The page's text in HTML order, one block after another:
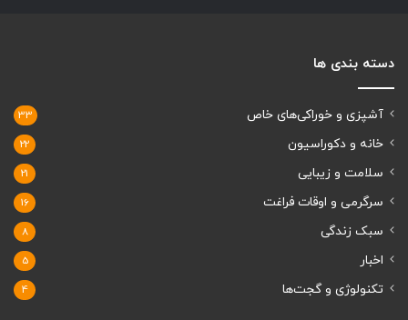
دسته بندی ها
آشپزی و خوراکی‌های خاص 33
خانه و دکوراسیون 22
سلامت و زیبایی 21
سرگرمی و اوقات فراغت 16
سبک زندگی 8
اخبار 5
تکنولوژی و گجت‌ها 4